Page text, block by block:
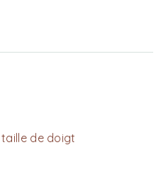
de doigt